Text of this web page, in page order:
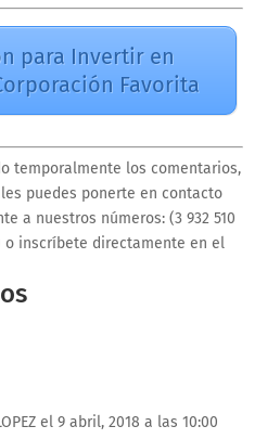
para Invertir en
Favorita
temporalmente los comentarios,
puedes ponerte en contacto
a nuestros números: (3 932 510
o inscríbete directamente en el
el 9 abril, 2018 a las 10:00